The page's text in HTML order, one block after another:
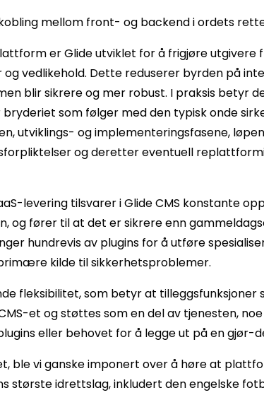
mellom front- og backend i ordets
er Glide utviklet for å frigjøre utgivere
vedlikehold. Dette reduserer byrden på
blir sikrere og mer robust. I praksis betyr
som følger med den typisk onde
utviklings- og implementeringsfasene,
og deretter eventuell
levering tilsvarer i Glide CMS konstante
og fører til at det er sikrere enn
hundrevis av plugins for å utføre
kilde til sikkerhetsproblemer.
fleksibilitet, som betyr at tilleggsfunksjoner
et og støttes som en del av tjenesten,
eller behovet for å legge ut på en gjør-
ble vi ganske imponert over å høre at
største idrettslag, inkludert den engelske